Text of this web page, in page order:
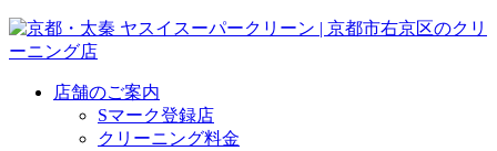
店舗のご案内
Sマーク登録店
クリーニング料金